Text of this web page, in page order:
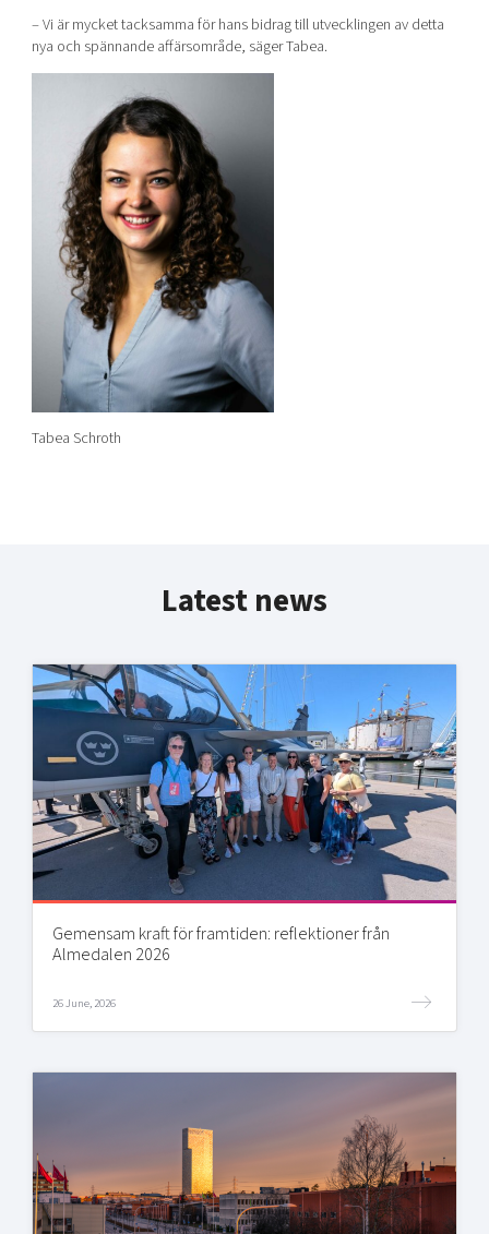
– Vi är mycket tacksamma för hans bidrag till utvecklingen av detta
nya och spännande affärsområde, säger Tabea.
Tabea Schroth
Latest news
Gemensam kraft för framtiden: reflektioner från
Almedalen 2026
26 June, 2026